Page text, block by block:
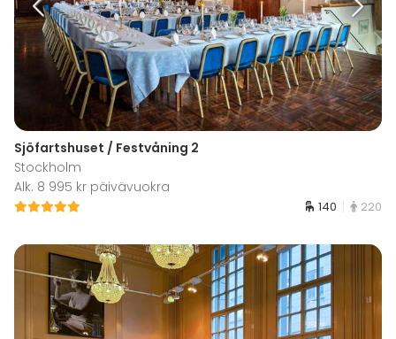
Sjöfartshuset / Festvåning 2
Stockholm
Alk. 8 995 kr päivävuokra
140 220